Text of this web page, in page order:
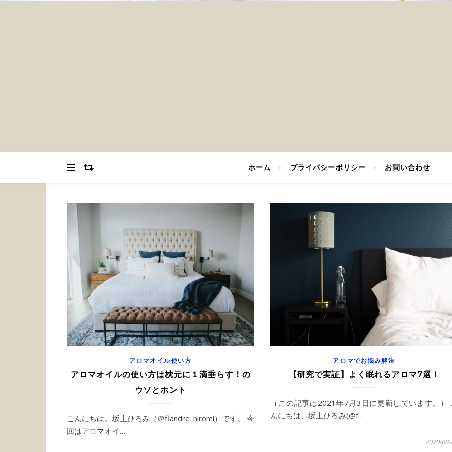
ホーム プライバシーポリシー お問い合わせ
アロマオイル使い方
アロマオイルの使い方は枕元に１滴垂らす！の
ウソとホント
こんにちは。坂上ひろみ（＠flandre_hiromi）です。 今
回はアロマオイ…
アロマでお悩み解決
【研究で実証】よく眠れるアロマ7選！
（この記事は2021年7月3日に更新しています。）
んにちは、坂上ひろみ(@f…
2020-